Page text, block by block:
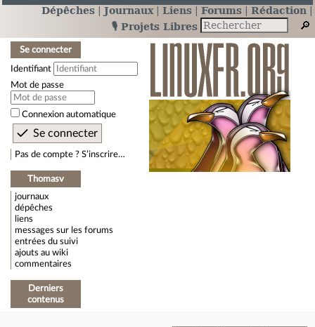
Dépêches Journaux Liens Forums
Rédaction
🎙️ Projets Libres
Se connecter
Identifiant
Mot de passe
Connexion automatique
Pas de compte ? S’inscrire…
Thomasv
journaux
dépêches
liens
messages sur les forums
entrées du suivi
ajouts au wiki
commentaires
Derniers
contenus